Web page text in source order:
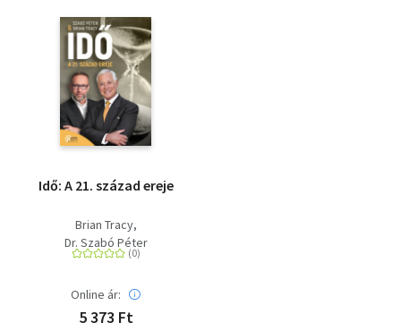
Idő: A 21. század ereje
Brian Tracy
Dr. Szabó Péter
Online ár:
5 373 Ft